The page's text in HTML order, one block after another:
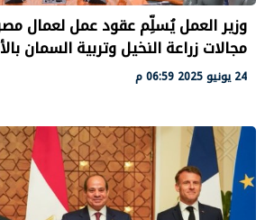
وزير العمل يُسلِّم عقود عمل لعمال
مجالات زراعة النخيل وتربية السمان
24 يونيو 2025 06:59 م